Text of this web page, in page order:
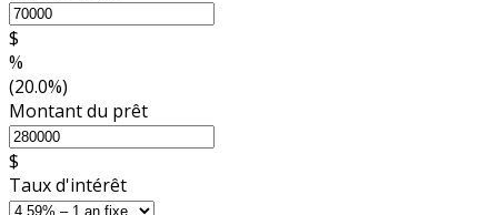
$
%
(20.0%)
Montant du prêt
$
Taux d'intérêt